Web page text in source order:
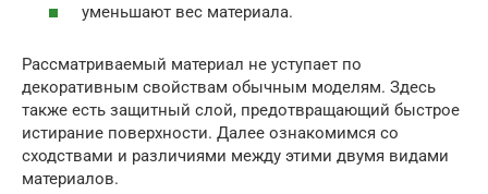
уменьшают вес материала.
Рассматриваемый материал не уступает по
декоративным свойствам обычным моделям. Здесь
также есть защитный слой, предотвращающий быстрое
истирание поверхности. Далее ознакомимся со
сходствами и различиями между этими двумя видами
материалов.